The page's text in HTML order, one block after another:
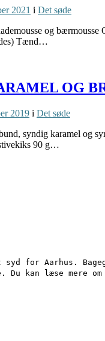
2021 i Det søde
og
Tænd…
OG
2019 i Det søde
syndig karamel og
90 g…
syd for Aarhus.
kan læse mere om